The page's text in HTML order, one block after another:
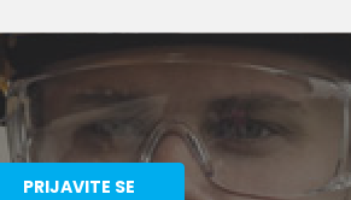
PRIJAVITE SE